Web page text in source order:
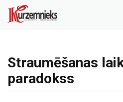
Straumēšanas
paradokss